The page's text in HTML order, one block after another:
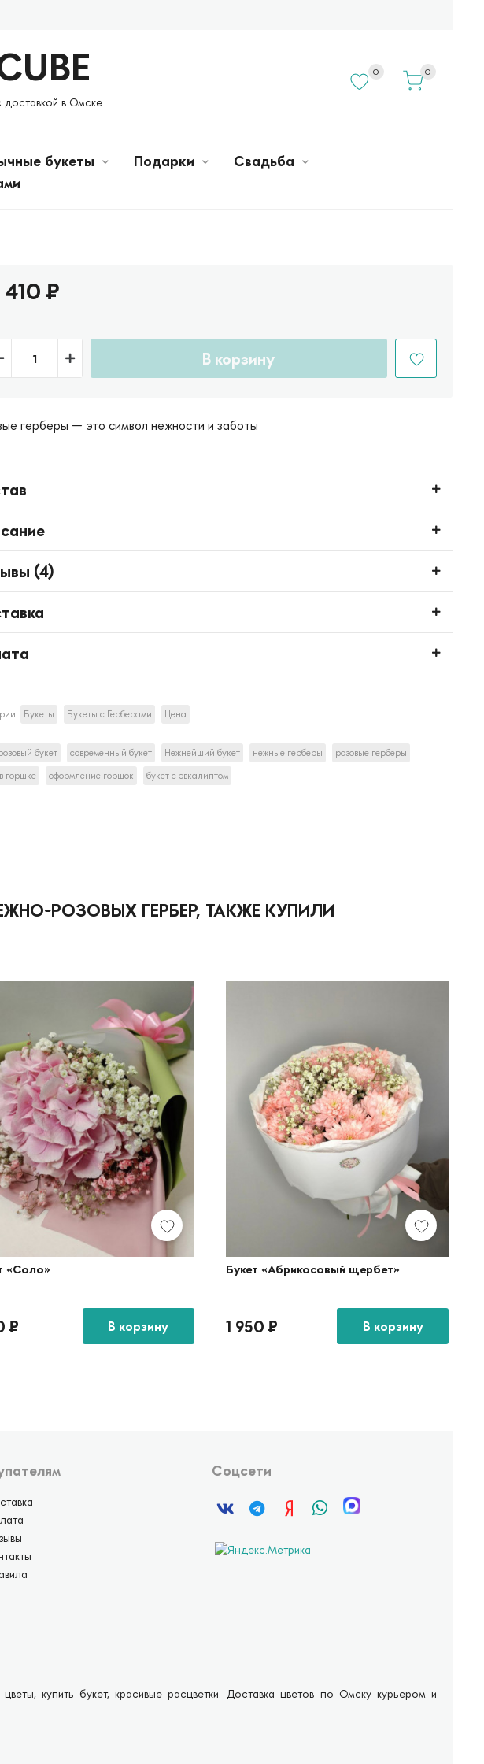
доставкой в Омске
0 0
букеты Подарки
Свадьба
₽
В корзину
герберы — это символ нежности и заботы
(4)
Букеты Букеты с Герберами Цена
букет современный букет Нежнейший букет нежные герберы
розовые герберы
горшке
оформление горшок букет с эвкалиптом
РОЗОВЫХ ГЕРБЕР, ТАКЖЕ КУПИЛИ
«Соло»
₽ В корзину
Букет «Абрикосовый щербет»
1 950 ₽ В корзину
Соцсети
купить букет, красивые расцветки. Доставка цветов по Омску курьером и